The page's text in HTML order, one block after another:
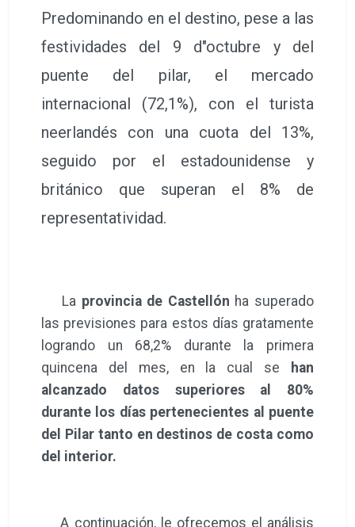
Predominando en el destino, pese a las
festividades del 9 d"octubre y del
puente del pilar, el mercado
internacional (72,1%), con el turista
neerlandés con una cuota del 13%,
seguido por el estadounidense y
británico que superan el 8% de
representatividad.
La provincia de Castellón ha superado
las previsiones para estos días gratamente
logrando un 68,2% durante la primera
quincena del mes, en la cual se
han
alcanzado datos superiores al 80%
durante los días pertenecientes al puente
del Pilar tanto en destinos de costa como
del interior.
A continuación, le ofrecemos el análisis